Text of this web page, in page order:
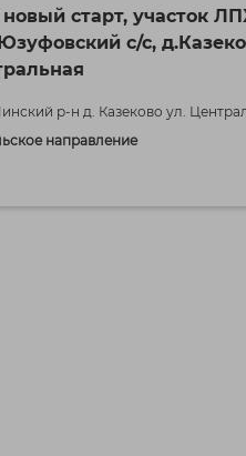
старт, участок
с/с,
р-н д. Казеково ул.
направление